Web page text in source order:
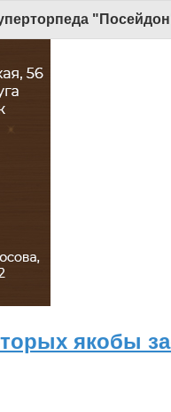
якобы
Public License.
18+